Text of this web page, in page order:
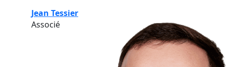
Jean Tessier
Associé